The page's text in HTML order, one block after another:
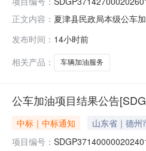
正文内容： 夏津县民政局本级公车
司山东德州石油分公司
发布时间： 14小时前
相关产品：
车辆加油服务
公车加油项目结果公告
中标｜中标通知 山东省｜德州
项目编号：